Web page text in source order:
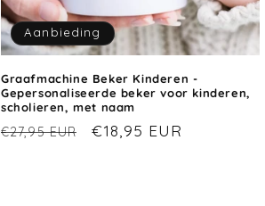
Aanbieding
Graafmachine Beker Kinderen -
Gepersonaliseerde beker voor kinderen,
scholieren, met naam
Normale
€27,95 EUR Aanbiedingsprijs
€18,95 EUR